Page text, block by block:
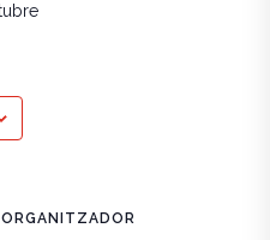
ORGANITZADOR